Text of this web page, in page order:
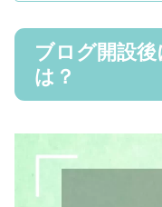
ブログ開設
は？